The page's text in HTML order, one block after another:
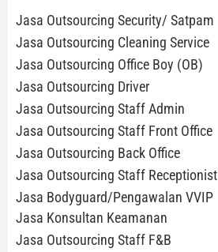
Jasa Outsourcing Security/ Satpam
Jasa Outsourcing Cleaning Service
Jasa Outsourcing Office Boy (OB)
Jasa Outsourcing Driver
Jasa Outsourcing Staff Admin
Jasa Outsourcing Staff Front Office
Jasa Outsourcing Back Office
Jasa Outsourcing Staff Receptionist
Jasa Bodyguard/Pengawalan VVIP
Jasa Konsultan Keamanan
Jasa Outsourcing Staff F&B